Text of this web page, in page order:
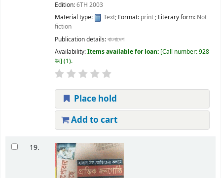
Edition:6TH 2003
Material type:
Text; Format: print; Literary form: Not
fiction
Publication details:বাংলাদেশ
Availability:Items available for loan: Call number:928
উদ (1).
Place hold
Add to cart
19.